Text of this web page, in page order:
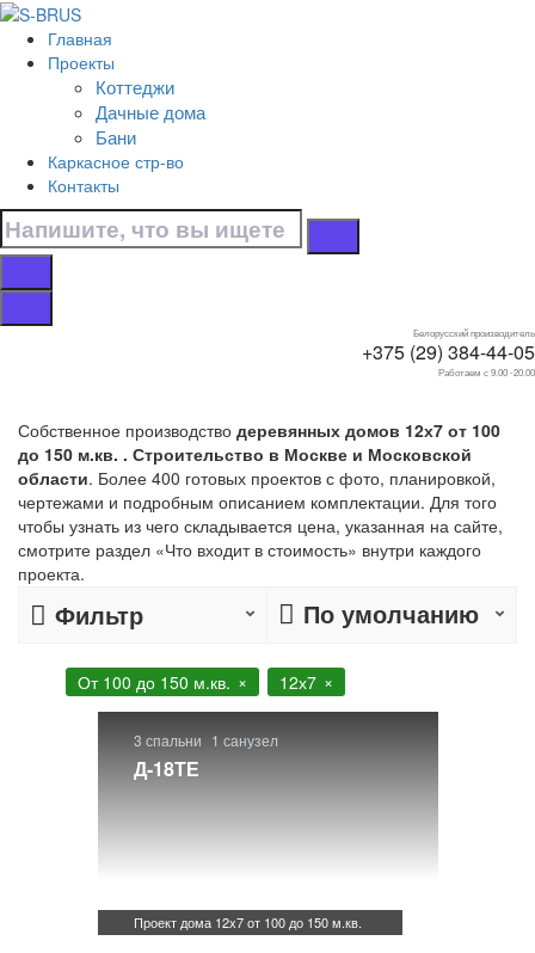
Перейти к контенту
Главная
Проекты
Коттеджи
Дачные дома
Бани
Каркасное стр-во
Контакты
Белорусский производитель
+375 (29) 384-44-05
Работаем с 9.00 -20.00
Главная
От 100 до 150 м.кв.
Дома от 100 до 150
м.кв. 12х7
Собственное производство деревянных домов 12х7 от 100
до 150 м.кв. . Строительство в Москве и Московской
области. Более 400 готовых проектов с фото, планировкой,
чертежами и подробным описанием комплектации. Для того
чтобы узнать из чего складывается цена, указанная на сайте,
смотрите раздел «Что входит в стоимость» внутри каждого
проекта.
Фильтр По умолчанию
От 100 до 150 м.кв. 12х7
3 спальни 1 санузел
Д-18ТЕ
Проект дома 12х7 от 100 до 150 м.кв.